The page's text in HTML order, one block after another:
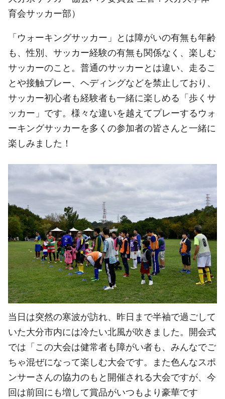
育会サッカー部）
「ウォーキングサッカー」とは障がいの有無も年齢
も、性別、サッカー経験の有無も関係なく、楽しむ
サッカーのこと。普通のサッカーとは違い、走るこ
とや接触プレー、ヘディングなどを禁止しており、
サッカー初心者も経験者も一緒に楽しめる「歩くサ
ッカー」です。様々な違いを越えてプレーするウォ
ーキングサッカーを多くの参加者の皆さんと一緒に
楽しみました！
当日は突然の寒波が訪れ、昨日まで半袖で過ごして
いた大分市内には冷たい北風が吹きました。開会式
では「この大会は健常者も障がい者も、みんなでご
ちゃ混ぜになって楽しむ大会です。また色んなスポ
ンサーさんの協力のもと開催される大会ですが、今
回は前回にも増して賞品がいつもより豪華です